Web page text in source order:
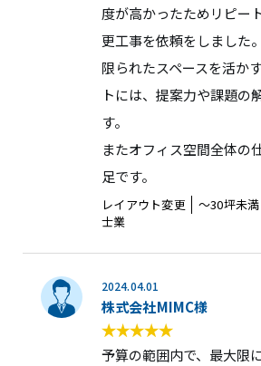
度が高かったためリピー
更工事を依頼をしました。
限られたスペースを活か
トには、提案力や課題の
す。
またオフィス空間全体の
足です。
レイアウト変更 〜30坪未満
士業
2024.04.01
株式会社MIMC様
予算の範囲内で、最大限